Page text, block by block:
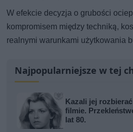
W efekcie decyzja o grubości
kompromisem między techniką,
realnymi warunkami użytkowania
Najpopularniejsze w tej
Kazali jej
filmie.
lat 80.